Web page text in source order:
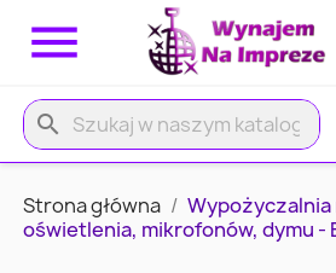

search
Strona główna
Wypożyczalnia
oświetlenia, mikrofonów, dymu -